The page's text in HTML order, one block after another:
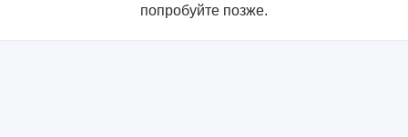
попробуйте позже.